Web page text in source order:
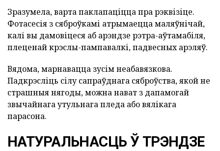
Зразумела, варта паклапаціцца пра рэквізіце.
Фотасесія з сяброўкамі атрымаецца маляўнічай,
калі вы дамовіцеся аб арэндзе рэтра-аўтамабіля,
плеценай крэслы-пампавалкі, падвесных арэляў.
Вядома, марнавацца зусім неабавязкова.
Падкрэсліць сілу сапраўднага сяброўства, якой не
страшныя нягоды, можна нават з дапамогай
звычайнага утульнага пледа або вялікага
парасона.
НАТУРАЛЬНАСЦЬ Ў ТРЭНДЗЕ